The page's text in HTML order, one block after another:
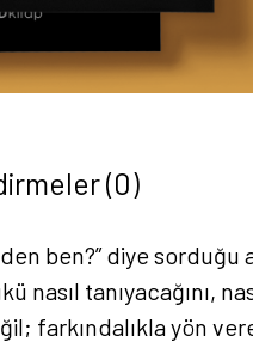
(0)
ben?” diye
nasıl tanıyacağını,
farkındalıkla yön